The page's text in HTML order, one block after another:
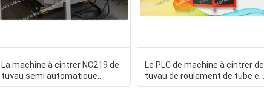
La machine à cintrer NC219 de
tuyau semi automatique
stable de représentation a
Le PLC de machine à cintrer de
tuyau de roulement de tube en
métal commandent la